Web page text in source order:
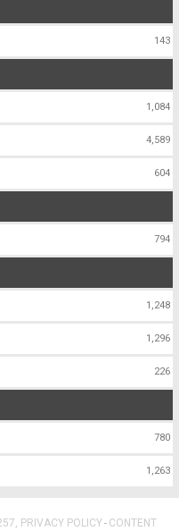
143
1,084
4,589
604
794
1,248
1,296
226
780
1,263
PRIVACY POLICY- CONTENT